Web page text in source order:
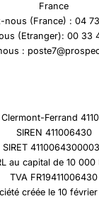
France
nous (France) : 04
(Etranger): 00 33
:
Clermont-Ferrand
SIREN 411006430
SIRET
au capital de 10 000
TVA FR19411006430
créée le 10 février